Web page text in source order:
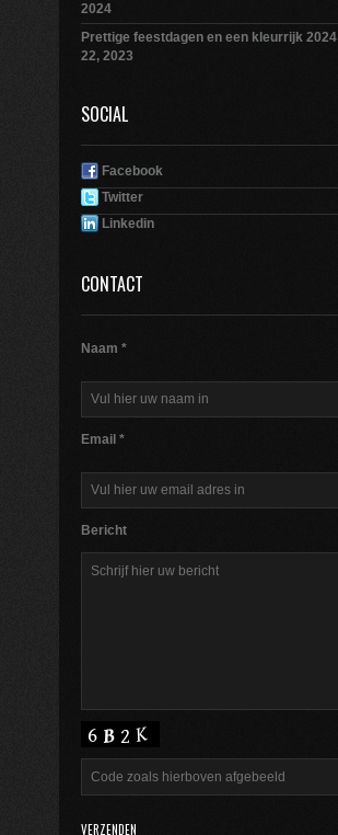
2024
Prettige feestdagen en een kleurrijk 2024
22, 2023
SOCIAL
Facebook
Twitter
Linkedin
CONTACT
Naam *
Email *
Bericht